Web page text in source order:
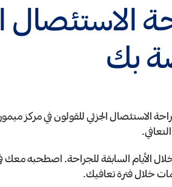
الاستئصال
بك
الأيام السابقة للجراحة. اصطحبه معك
خلال فترة تعافيك.